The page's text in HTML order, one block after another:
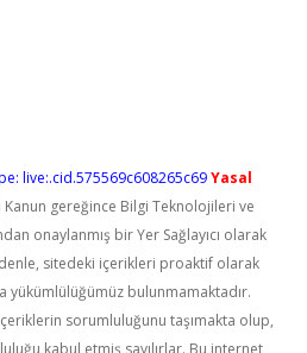
live:.cid.575569c608265c69Yasal
Kanun gereğince Bilgi Teknolojileri ve
onaylanmış bir Yer Sağlayıcı olarak
sitedeki içerikleri proaktif olarak
yükümlülüğümüz bulunmamaktadır.
sorumluluğunu taşımakta olup,
kabul etmiş sayılırlar. Bu internet